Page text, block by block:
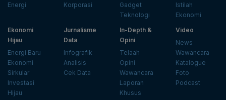
Energi
Korporasi
Gadget
Teknologi
Istilah
Ekonomi
Ekonomi
Hijau
Energi Baru
Ekonomi
Sirkular
Investasi
Hijau
Jurnalisme
Data
Infografik
Analisis
Cek Data
In-Depth &
Opini
Telaah
Opini
Wawancara
Laporan
Khusus
Video
News
Wawancara
Katalogue
Foto
Podcast